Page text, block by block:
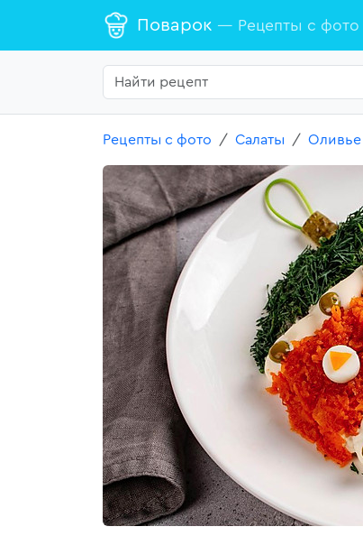
Поварок — Рецепты с фото
Рецепты с фото Салаты Оливье